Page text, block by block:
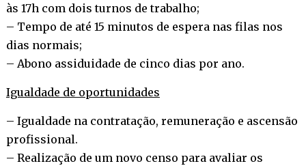
às 17h com dois turnos de trabalho;
– Tempo de até 15 minutos de espera nas filas nos
dias normais;
– Abono assiduidade de cinco dias por ano.
Igualdade de oportunidades
– Igualdade na contratação, remuneração e ascensão
profissional.
– Realização de um novo censo para avaliar os